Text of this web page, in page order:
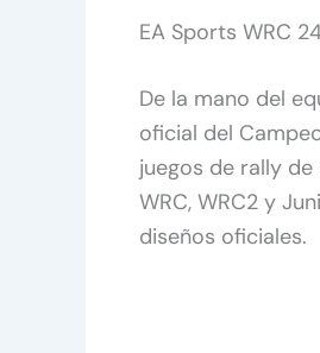
EA Sports WRC
De la mano del
oficial del
juegos de rally
WRC, WRC2 y
diseños oficiales.